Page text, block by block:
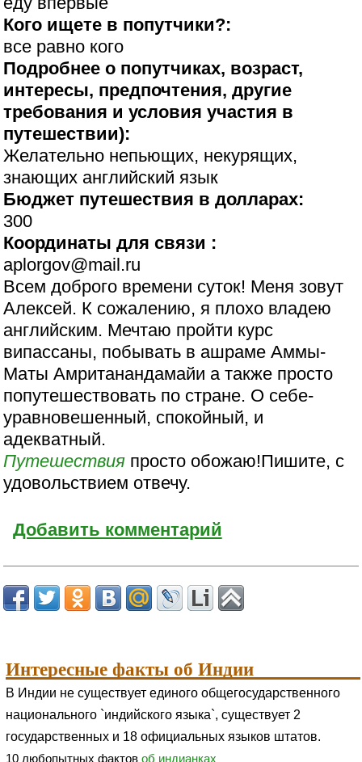
Кого ищете в попутчики?:
все равно кого
Подробнее о попутчиках, возраст,
интересы, предпочтения, другие
требования и условия участия в
путешествии):
Желательно непьющих, некурящих,
знающих английский язык
Бюджет путешествия в долларах:
300
Координаты для связи :
aplorgov@mail.ru
Всем доброго времени суток! Меня зовут
Алексей. К сожалению, я плохо владею
английским. Мечтаю пройти курс
випассаны, побывать в ашраме Аммы-
Маты Амританандамайи а также просто
попутешествовать по стране. О себе-
уравновешенный, спокойный, и
адекватный.
Путешествия просто обожаю!Пишите, с
удовольствием отвечу.
Добавить комментарий
Интересные факты об Индии
В Индии не существует единого общегосударственного
национального `индийского языка`, существует 2
государственных и 18 официальных языков штатов.
10 любопытных фактов об индианках